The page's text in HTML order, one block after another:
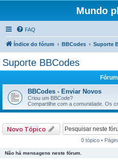
Mundo
FAQ
Índice do fórum BBCodes Suporte
Suporte BBCodes
Fórum
BBCodes - Enviar Novos
Criou um BBCode?
Compartilhe com a comunidade. Os
Novo Tópico
0 tópico •
Não há mensagens neste fórum.